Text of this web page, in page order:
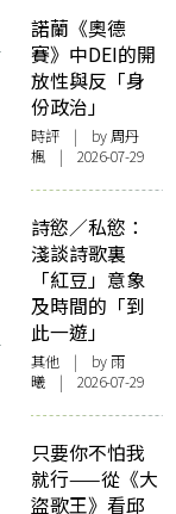
諾蘭《奧德
賽》中DEI的開
放性與反「身
份政治」
時評 | by周丹
楓 | 2026-07-29
詩慾／私慾：
淺談詩歌裏
「紅豆」意象
及時間的「到
此一遊」
其他 | by 雨
曦 | 2026-07-29
只要你不怕我
就行——從《大
盜歌王》看邱